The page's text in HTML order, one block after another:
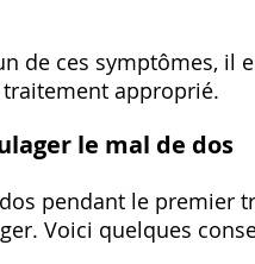
de ces symptômes,
approprié.
le mal de dos
pendant le premier
Voici quelques